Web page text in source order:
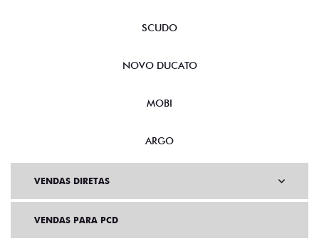
SCUDO
NOVO DUCATO
MOBI
ARGO
VENDAS DIRETAS
VENDAS PARA PCD